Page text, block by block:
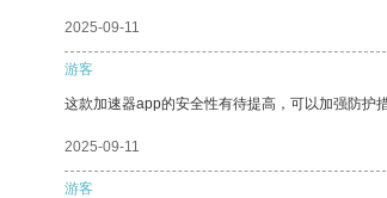
2025-09-11
游客
这款加速器app的安全性有待提高，可以加强防护
2025-09-11
游客